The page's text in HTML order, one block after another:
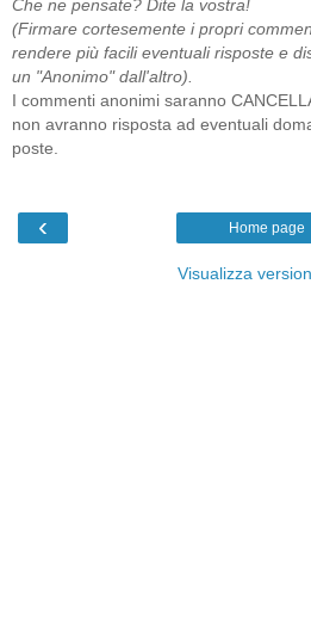
Che ne pensate? Dite la vostra!
(Firmare cortesemente i propri
rendere più facili eventuali risposte e
un "Anonimo" dall'altro).
I commenti anonimi saranno
non avranno risposta ad eventuali
poste.
‹ Home page
Visualizza